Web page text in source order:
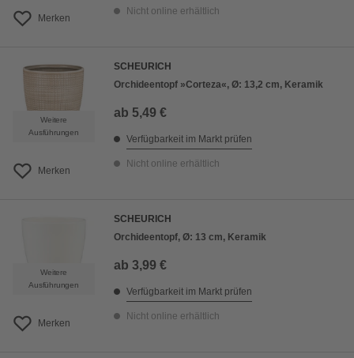
Merken
Nicht online erhältlich
Weitere
Ausführungen
Merken
SCHEURICH
Orchideentopf »Corteza«, Ø: 13,2 cm, Keramik
ab 5,49 €
Verfügbarkeit im Markt prüfen
Nicht online erhältlich
Weitere
Ausführungen
Merken
SCHEURICH
Orchideentopf, Ø: 13 cm, Keramik
ab 3,99 €
Verfügbarkeit im Markt prüfen
Nicht online erhältlich